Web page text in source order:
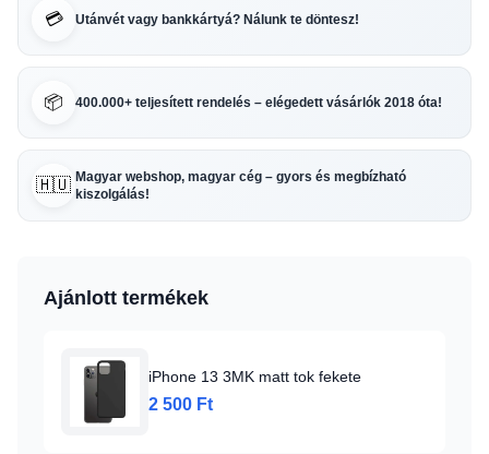
💳 Utánvét vagy bankkártyá? Nálunk te döntesz!
📦 400.000+ teljesített rendelés – elégedett vásárlók 2018 óta!
🇭🇺 Magyar webshop, magyar cég – gyors és megbízható
kiszolgálás!
Ajánlott termékek
iPhone 13 3MK matt tok fekete
2 500 Ft